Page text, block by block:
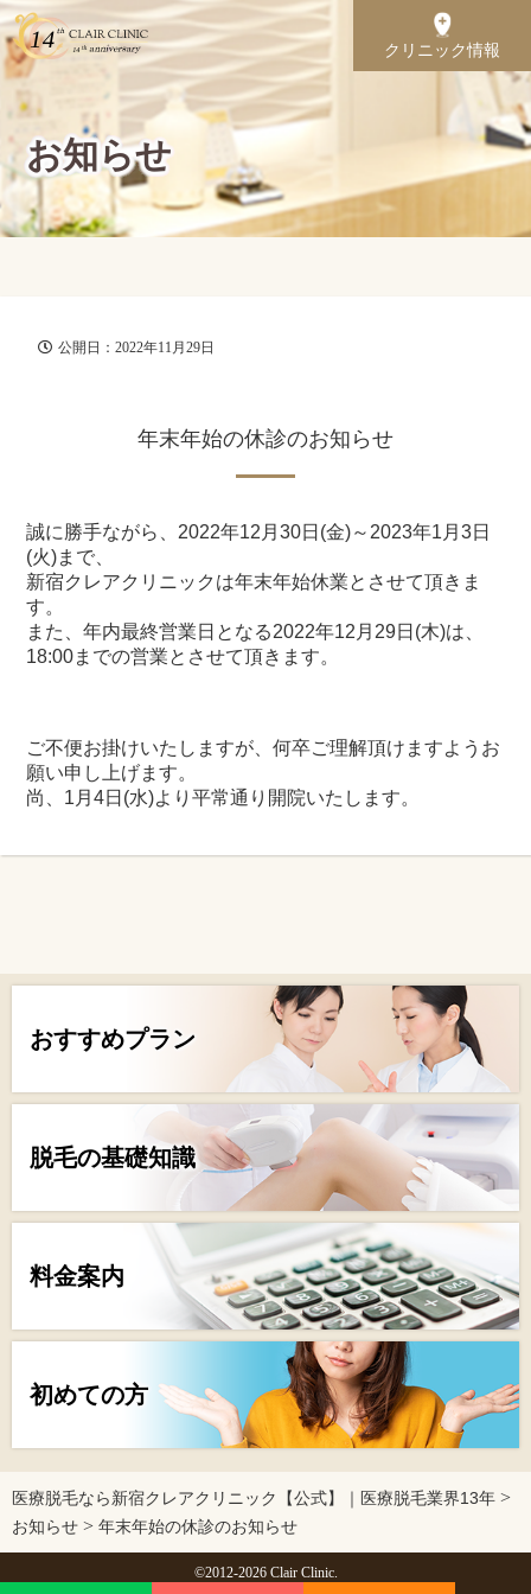
お知らせ
クリニック情報
公開日：2022年11月29日
年末年始の休診のお知らせ
誠に勝手ながら、2022年12月30日(金)～2023年1月3日
(火)まで、
新宿クレアクリニックは年末年始休業とさせて頂きま
す。
また、年内最終営業日となる2022年12月29日(木)は、
18:00までの営業とさせて頂きます。
ご不便お掛けいたしますが、何卒ご理解頂けますようお
願い申し上げます。
尚、1月4日(水)より平常通り開院いたします。
おすすめプラン
脱毛の基礎知識
料金案内
初めての方
医療脱毛なら新宿クレアクリニック【公式】｜医療脱毛業界13年 >
お知らせ > 年末年始の休診のお知らせ
©2012-2026 Clair Clinic.